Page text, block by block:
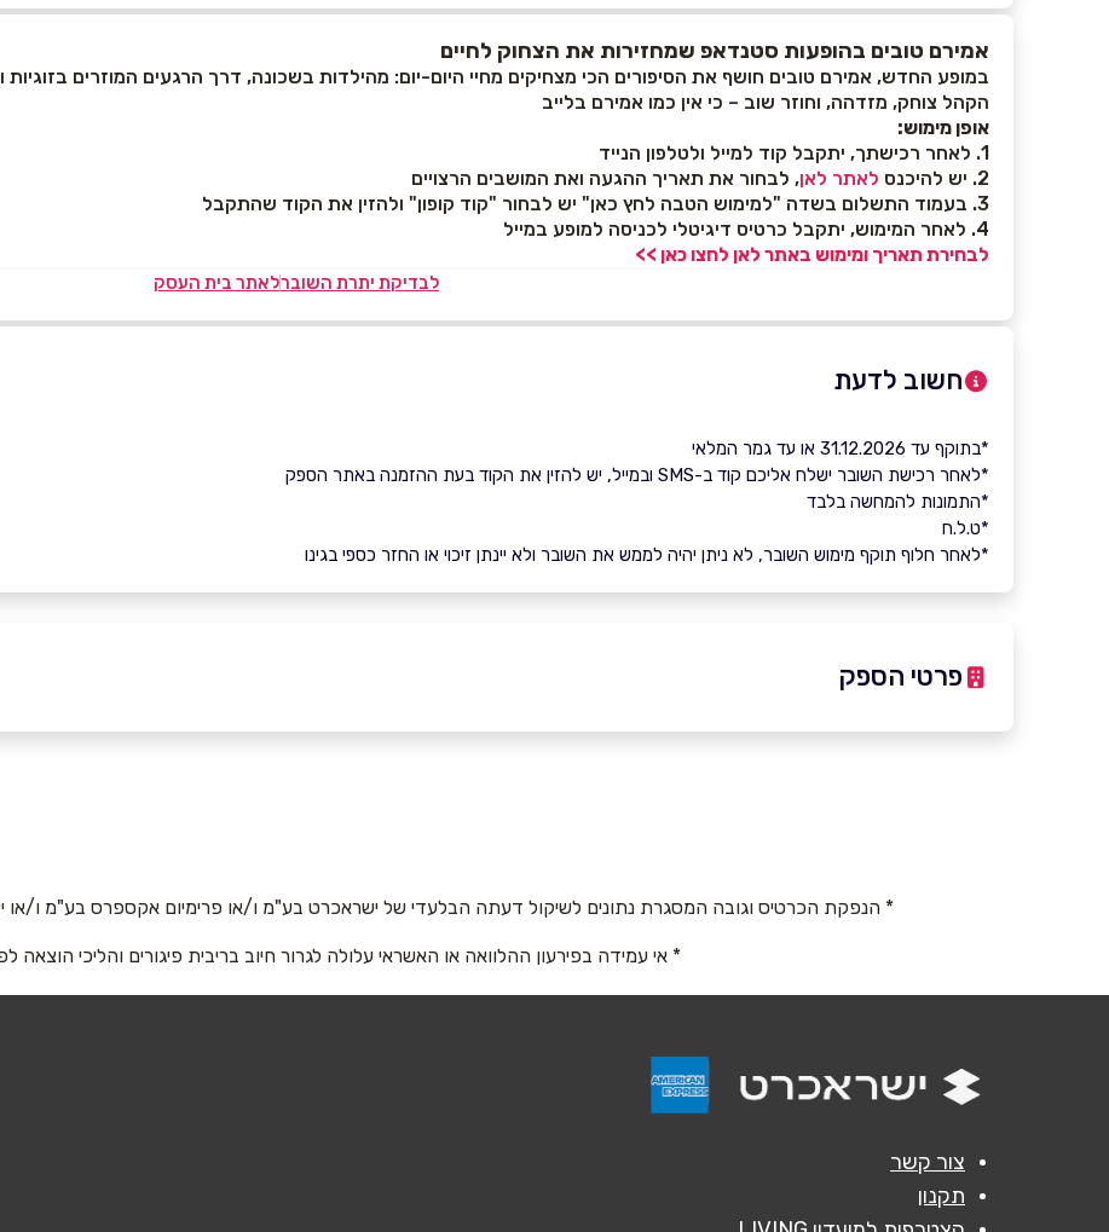
אמירם טובים בהופעות סטנדאפ שמחזירות את הצחוק לחיים
במופע החדש, אמירם טובים חושף את הסיפורים הכי מצחיקים מחיי היום-יום: מהילדות בשכונה, דרך הרגעים המוזרים בזוגיות
הקהל צוחק, מזדהה, וחוזר שוב – כי אין כמו אמירם בלייב
אופן מימוש:
1. לאחר רכישתך, יתקבל קוד למייל ולטלפון הנייד
2. יש להיכנס
לאתר לאן, לבחור את תאריך ההגעה ואת המושבים הרצויים
3. בעמוד התשלום בשדה "למימוש הטבה לחץ כאן" יש לבחור "קוד קופון" ולהזין את הקוד שהתקבל
4. לאחר המימוש, יתקבל כרטיס דיגיטלי לכניסה למופע במייל
לבחירת תאריך ומימוש באתר לאן לחצו כאן >>
לבדיקת יתרת השוברלאתר בית העסק
חשוב לדעת
*בתוקף עד 31.12.2026 או עד גמר המלאי
*לאחר רכישת השובר ישלח אליכם קוד ב-SMS ובמייל, יש להזין את הקוד בעת ההזמנה באתר הספק
*התמונות להמחשה בלבד
*ט.ל.ח
*לאחר חלוף תוקף מימוש השובר, לא ניתן יהיה לממש את השובר ולא יינתן זיכוי או החזר כספי בגינו
פרטי הספק
אימייל*
אנא חזרו אלי בקשר ל...
* הנפקת הכרטיס וגובה המסגרת נתונים לשיקול דעתה הבלעדי של ישראכרט בע"מ ו/או פרימיום אקספרס בע"מ ו/או
* אי עמידה בפירעון ההלוואה או האשראי עלולה לגרור חיוב בריבית פיגורים והליכי הוצאה
צור קשר
תקנון